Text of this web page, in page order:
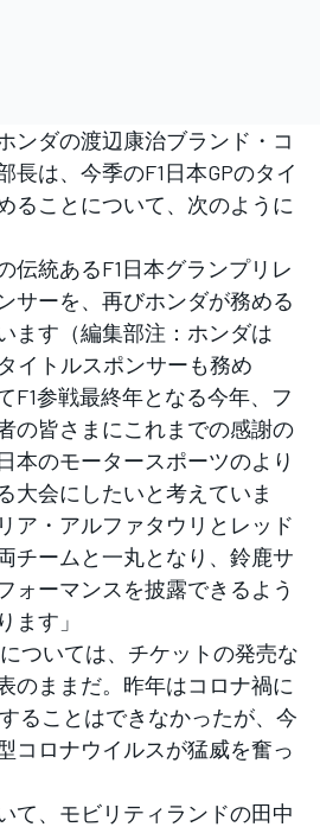
ンダの渡辺康治ブランド・コ
長は、今季のF1日本GPのタイ
ることについて、次のように
伝統あるF1日本グランプリレ
サーを、再びホンダが務める
ます（編集部注：ホンダは
イトルスポンサーも務め
F1参戦最終年となる今年、フ
の皆さまにこれまでの感謝の
本のモータースポーツのより
大会にしたいと考えていま
ア・アルファタウリとレッド
チームと一丸となり、鈴鹿サ
ォーマンスを披露できるよう
ます」
ついては、チケットの発売な
のままだ。昨年はコロナ禍に
ることはできなかったが、今
コロナウイルスが猛威を奮っ
て、モビリティランドの田中